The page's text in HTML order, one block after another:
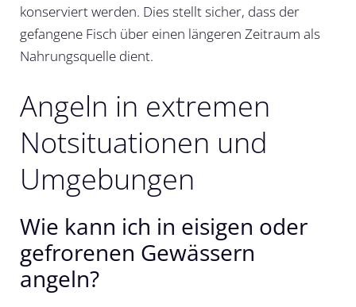
konserviert werden. Dies stellt sicher, dass der
gefangene Fisch über einen längeren Zeitraum als
Nahrungsquelle dient.
Angeln in extremen
Notsituationen und
Umgebungen
Wie kann ich in eisigen oder
gefrorenen Gewässern
angeln?